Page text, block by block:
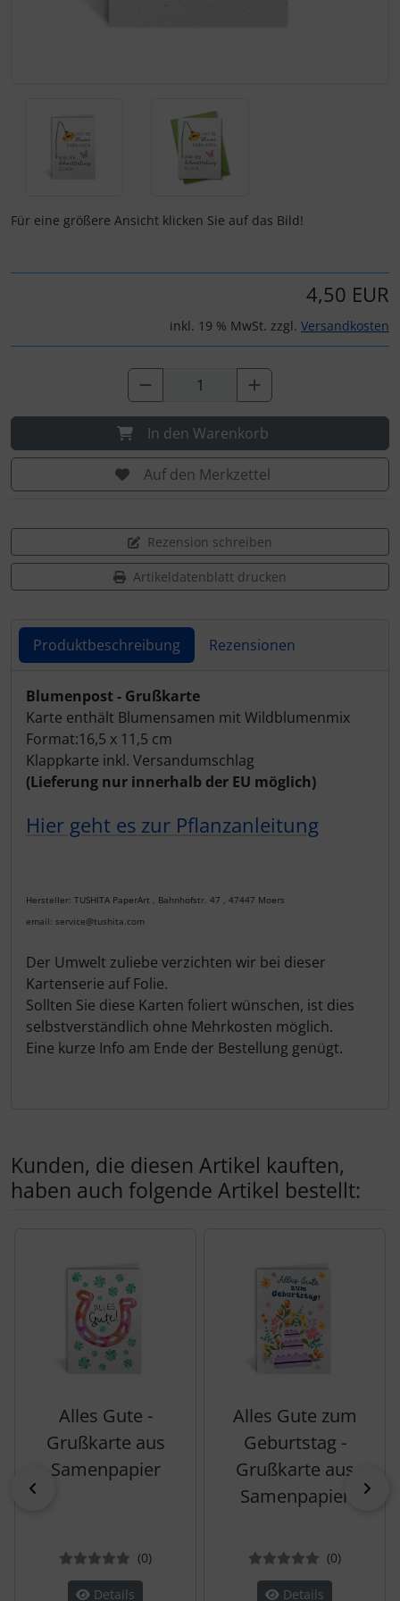
Für eine größere Ansicht klicken Sie auf das Bild!
4,50 EUR
inkl. 19 % MwSt. zzgl. Versandkosten
In den Warenkorb
Auf den Merkzettel
Rezension schreiben
Artikeldatenblatt drucken
Produktbeschreibung Rezensionen
Produktbeschreibung
Blumenpost - Grußkarte
Karte enthält Blumensamen mit Wildblumenmix
Format:16,5 x 11,5 cm
Klappkarte inkl. Versandumschlag
(Lieferung nur innerhalb der EU möglich)
Hier geht es zur Pflanzanleitung
Hersteller: TUSHITA PaperArt , Bahnhofstr. 47 , 47447 Moers
email: service@tushita.com
Der Umwelt zuliebe verzichten wir bei dieser
Kartenserie auf Folie.
Sollten Sie diese Karten foliert wünschen, ist dies
selbstverständlich ohne Mehrkosten möglich.
Eine kurze Info am Ende der Bestellung genügt.
Kunden, die diesen Artikel kauften,
haben auch folgende Artikel bestellt:
Alles Gute -
Grußkarte aus
Samenpapier
(0Bewertungen
)
Details
Alles Gute zum
Geburtstag -
Grußkarte aus
Samenpapier
(0)
Details